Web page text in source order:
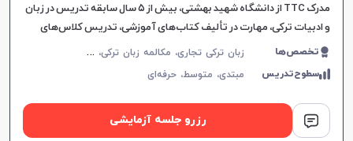
مدرک TTC از دانشگاه شهید بهشتی، بیش از ۵ سال سابقه تدریس در زبان
و ادبیات ترکی، مهارت در تألیف کتاب‌های آموزشی، تدریس کلاس‌های
آمادگی TÖMER را با هدف موفقیت در آزمون فراهم می‌کند.تخصص‌ها ز
بان ترکی تجاری، مکالمه زبان ترکی، زبان ترکی عمومی، زبان ترکی کودکان
سطوح‌تدریس مبتدی، متوسط،حرفه‌ای
رزرو جلسه آزمایشی